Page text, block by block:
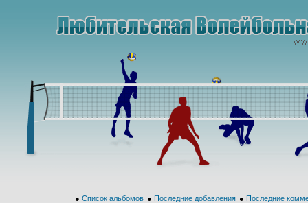
● Список альбомов ● Последние добавления ● Последние